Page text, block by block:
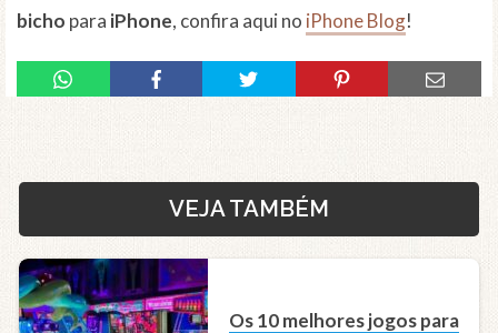
bicho para iPhone, confira aqui no iPhone Blog!
VEJA TAMBÉM
Os 10 melhores jogos para